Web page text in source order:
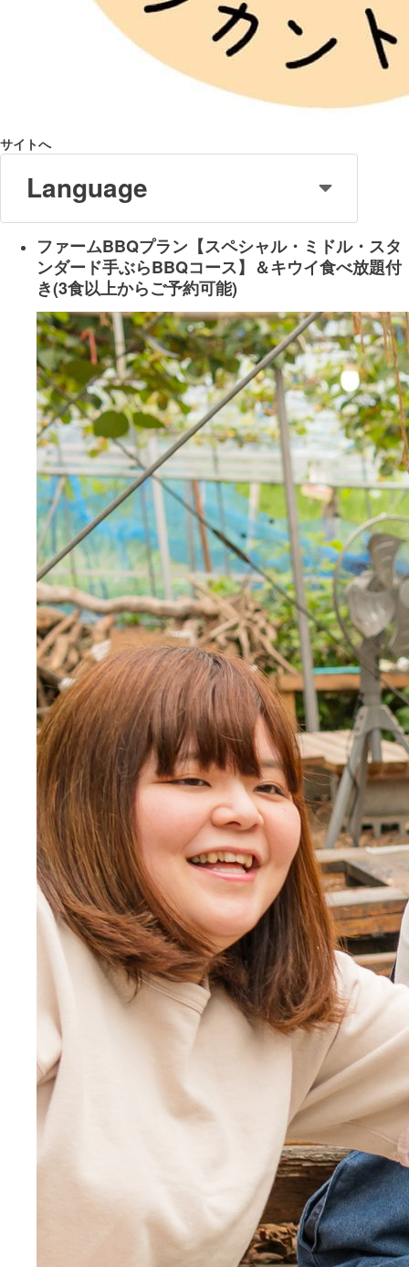
サイトへ
Language
ファームBBQプラン【スペシャル・ミドル・スタ
ンダード手ぶらBBQコース】＆キウイ食べ放題付
き(3食以上からご予約可能)